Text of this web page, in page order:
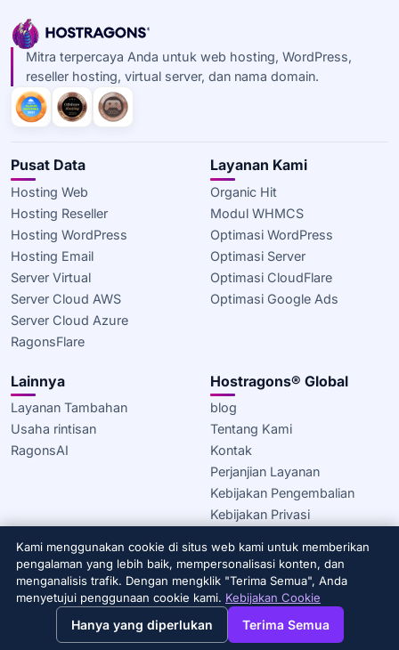
View this page in English?
Mitra terpercaya Anda untuk web hosting, WordPress,
reseller hosting, virtual server, dan nama domain.
Pusat Data
Hosting Web
Hosting Reseller
Hosting WordPress
Hosting Email
Server Virtual
Server Cloud AWS
Server Cloud Azure
RagonsFlare
Layanan Kami
Organic Hit
Modul WHMCS
Optimasi WordPress
Optimasi Server
Optimasi CloudFlare
Optimasi Google Ads
Lainnya
Layanan Tambahan
Usaha rintisan
RagonsAI
Hostragons® Global
blog
Tentang Kami
Kontak
Perjanjian Layanan
Kebijakan Pengembalian
Kebijakan Privasi
© 2020–2026 Hostragons® Global —Sebuah merek Draconis
Infrastructure, LLC. Semua hak dilindungi.
Kami menggunakan cookie di situs web kami untuk memberikan
pengalaman yang lebih baik, mempersonalisasi konten, dan
menganalisis trafik. Dengan mengklik "Terima Semua", Anda
menyetujui penggunaan cookie kami. Kebijakan Cookie
Hanya yang diperlukan Terima Semua